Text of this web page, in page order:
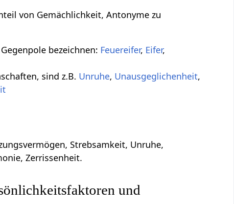
von Gemächlichkeit, Antonyme zu
bezeichnen: Feuereifer, Eifer,
sind z.B. Unruhe, Unausgeglichenheit,
Strebsamkeit, Unruhe,
Zerrissenheit.
und